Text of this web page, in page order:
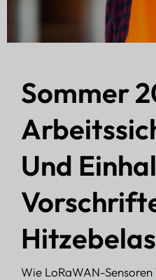
Sommer
Und
Wie LoRaWAN-